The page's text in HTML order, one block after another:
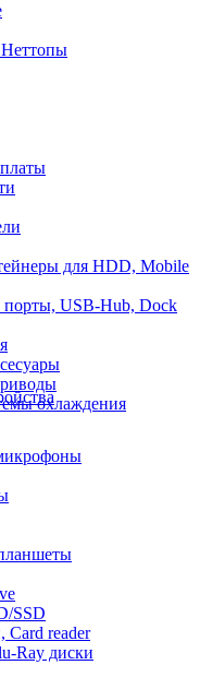
для HDD, Mobile
порты, USB-Hub, Dock
охлаждения
SSD
Card reader
Ray диски